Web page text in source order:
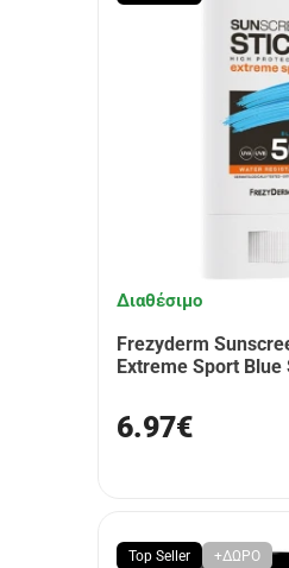
Διαθέσιμο
Frezyderm
Extreme Sport Blue
6.97€
Top Seller +ΔΩΡΟ